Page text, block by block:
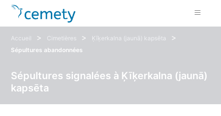
Accueil > Cimetières > Ķīķerkalna (jaunā) kapsēta >
Sépultures abandonnées
Sépultures signalées à Ķīķerkalna (jaunā)
kapsēta